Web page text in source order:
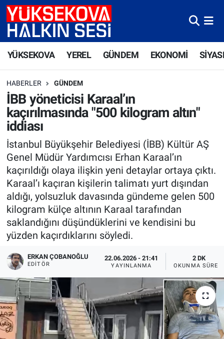
YÜKSEKOVA YEREL GÜNDEM EKONOMİ
HABERLER GÜNDEM
İBB yöneticisi Karaal’ın
kaçırılmasında "500 kilogram altın"
iddiası
İstanbul Büyükşehir Belediyesi (İBB) Kültür AŞ
Genel Müdür Yardımcısı Erhan Karaal’ın
kaçırıldığı olaya ilişkin yeni detaylar ortaya çıktı.
Karaal’ı kaçıran kişilerin talimatı yurt dışından
aldığı, yolsuzluk davasında gündeme gelen 500
kilogram külçe altının Karaal tarafından
saklandığını düşündüklerini ve kendisini bu
yüzden kaçırdıklarını söyledi.
ERKAN ÇOBANOĞLU
EDITÖR
22.06.2026 - 21:41
YAYINLANMA
2 DK
OKUNMA SÜRESI
Yüksekova Nöbetçi Eczaneler
Süper Lig Puan Durumu ve Fikstür
Tüm Manşetler
Son Dakika Haberleri
Haber Arşivi